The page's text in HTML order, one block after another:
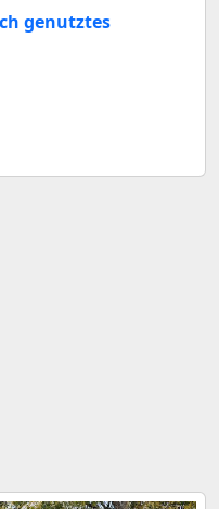
genutztes